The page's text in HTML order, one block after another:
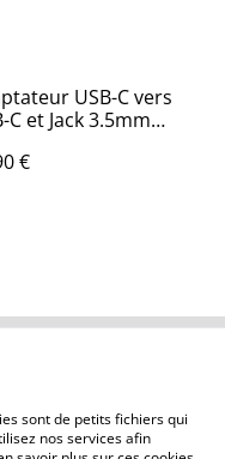
USB-C vers
C et Jack 3.5mm
€
de cookies
sont de petits fichiers qui
nos services afin